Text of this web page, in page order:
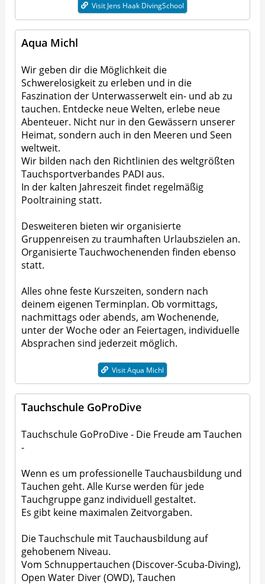
Visit Jens Haak DivingSchool
Aqua Michl
Wir geben dir die Möglichkeit die
Schwerelosigkeit zu erleben und in die
Faszination der Unterwasserwelt ein- und ab zu
tauchen. Entdecke neue Welten, erlebe neue
Abenteuer. Nicht nur in den Gewässern unserer
Heimat, sondern auch in den Meeren und Seen
weltweit.
Wir bilden nach den Richtlinien des weltgrößten
Tauchsportverbandes PADI aus.
In der kalten Jahreszeit findet regelmäßig
Pooltraining statt.
Desweiteren bieten wir organisierte
Gruppenreisen zu traumhaften Urlaubszielen an.
Organisierte Tauchwochenenden finden ebenso
statt.
Alles ohne feste Kurszeiten, sondern nach
deinem eigenen Terminplan. Ob vormittags,
nachmittags oder abends, am Wochenende,
unter der Woche oder an Feiertagen, individuelle
Absprachen sind jederzeit möglich.
Visit Aqua Michl
Tauchschule GoProDive
Tauchschule GoProDive - Die Freude am Tauchen
-
Wenn es um professionelle Tauchausbildung und
Tauchen geht. Alle Kurse werden für jede
Tauchgruppe ganz individuell gestaltet.
Es gibt keine maximalen Zeitvorgaben.
Die Tauchschule mit Tauchausbildung auf
gehobenem Niveau.
Vom Schnuppertauchen (Discover-Scuba-Diving),
Open Water Diver (OWD), Tauchen